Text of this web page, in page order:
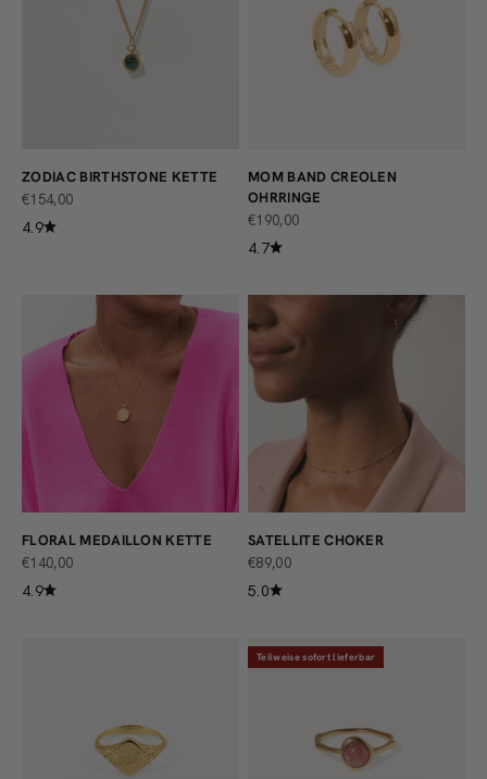
ZODIAC BIRTHSTONE KETTE
ANGEBOT
€154,00
4.9
MOM BAND CREOLEN
OHRRINGE
ANGEBOT
€190,00
4.7
FLORAL MEDAILLON KETTE
ANGEBOT
€140,00
4.9
SATELLITE CHOKER
ANGEBOT
€89,00
5.0
Teilweise sofort lieferbar